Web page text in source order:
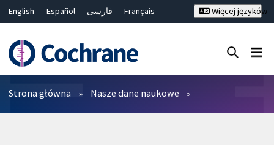
English Español فارسی
Français
Bahasa Malaysia
ไทย
繁體中文
简体中文
Więcej języków
Filtry
Strona główna Nasze dane naukowe